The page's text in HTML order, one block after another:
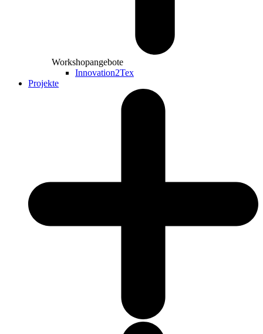
Workshopangebote
Innovation2Tex
Projekte